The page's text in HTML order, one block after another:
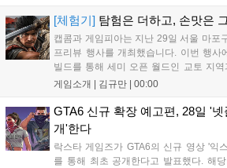
하고자 했으며, 실제 검술 전문가의 모션
화했다. 세계관을 새롭게 재구성한 이
다르지만, 특유의 통쾌한 손맛과 다크 판
시리즈 팬과 신규 이용자 모두에게 새로
[체험기] 탐험은 더하고, 손맛은
캡콤과 게임피아는 지난 29일 서울 마포
프리뷰 행사를 개최했습니다. 이번 행사
빌드를 통해 세미 오픈 월드인 교토 지
했습니다. 주인공 미야모토 무사시가 오
탄탄한 게임성을 선보여 기대감을 높였습
게임소개 | 김규만 00:00
GTA6 신규 확장 예고편, 28일 '
개'한다
락스타 게임즈가 GTA6의 신규 영상 '익
를 통해 최초 공개한다고 발표했다. 해